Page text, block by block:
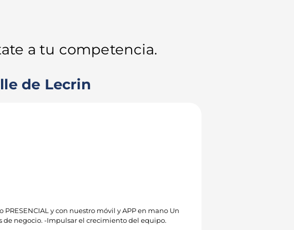
a tu competencia.
de Lecrin
y con nuestro móvil y APP en mano Un
de negocio. -Impulsar el crecimiento del equipo.